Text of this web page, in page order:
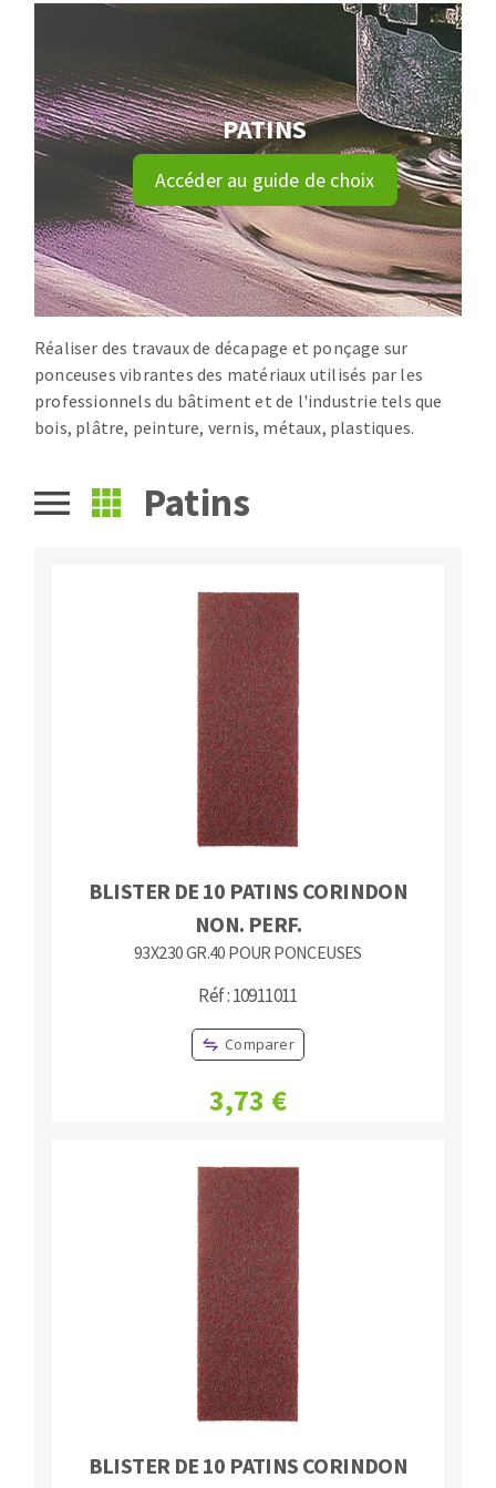
Meules sur tige
Brosses
Meules de tourets
Feutres à polir
Bandes sans fin
Rouleaux d'atelier
NETTOYAGE
Aspirateurs
MACHINES POUR LE TRAVAIL DU MÉTAL
Scies à ruban
Perceuses
Perceuses magnétiques
Tourets
Ponceuses
Fraises scies
PATINS
Accéder au guide de choix
Réaliser des travaux de décapage et ponçage sur
ponceuses vibrantes des matériaux utilisés par les
professionnels du bâtiment et de l'industrie tels que
bois, plâtre, peinture, vernis, métaux, plastiques.
Patins
BLISTER DE 10 PATINS CORINDON
NON. PERF.
93X230 GR.40 POUR PONCEUSES
Réf : 10911011
Comparer
3,73 €
BLISTER DE 10 PATINS CORINDON